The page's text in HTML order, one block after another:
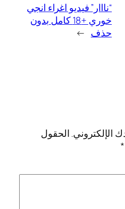
“نااار” فيديو اغراء انجي
خوري +18 كامل بدون
حذف →
الإلكتروني.الحقول
*